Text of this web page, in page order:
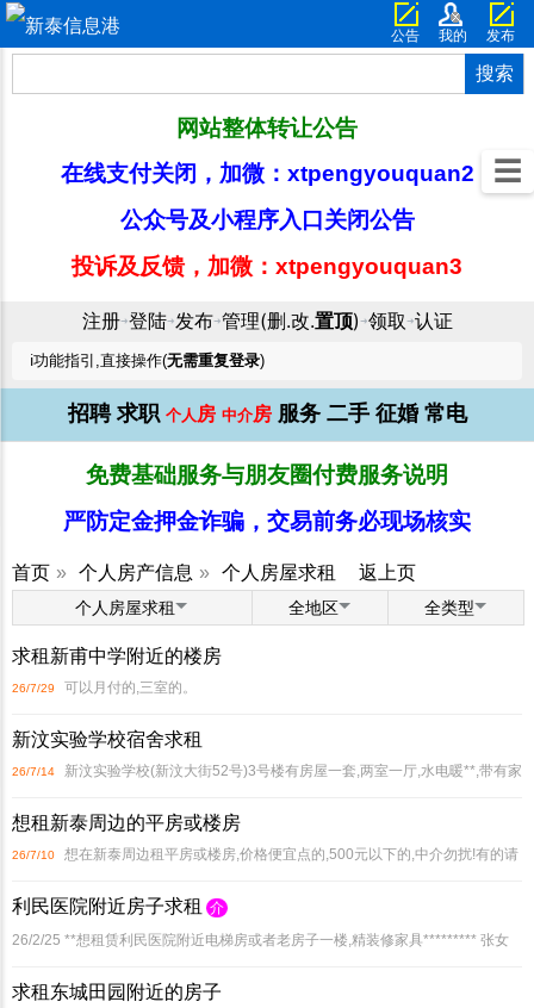
公告 我的 发布
搜索
网站整体转让公告
在线支付关闭，加微：xtpengyouquan2
公众号及小程序入口关闭公告
投诉及反馈，加微：xtpengyouquan3
注册➜登陆➜ 发布➜管理(删.改.置顶) ➜领取 ➜认证
ℹ️功能指引,直接操作(无需重复登录)
招聘 求职 个人 房 中介房 服务 二手 征婚 常电
免费基础服务与朋友圈付费服务说明
严防定金押金诈骗，交易前务必现场核实
首页 » 个人房产信息 » 个人房屋求租 返上页
个人房屋求租 全地区 全类型
求租新甫中学附近的楼房
26/7/29 可以月付的,三室的。
新汶实验学校宿舍求租
26/7/14 新汶实验学校(新汶大街52号)3号楼有房屋一套,两室一厅,水电暖**,带有家
想租新泰周边的平房或楼房
26/7/10 想在新泰周边租平房或楼房,价格便宜点的,500元以下的,中介勿扰!有的请
利民医院附近房子求租
介
26/2/25 **想租赁利民医院附近电梯房或者老房子一楼,精装修家具********* 张女
求租东城田园附近的房子
☰